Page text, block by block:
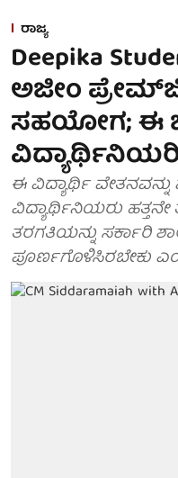
ರಾಜ್ಯ
Deepika
ಅಜೀಂ
ಸಹಯೋಗ; ಈ
ಈ ವಿದ್ಯಾರ್ಥಿ ವೇತನವನ್ನು
ವಿದ್ಯಾರ್ಥಿನಿಯರು ಹತ್ತನೇ
ತರಗತಿಯನ್ನು ಸರ್ಕಾರಿ
ಪೂರ್ಣಗೊಳಿಸಿರಬೇಕು